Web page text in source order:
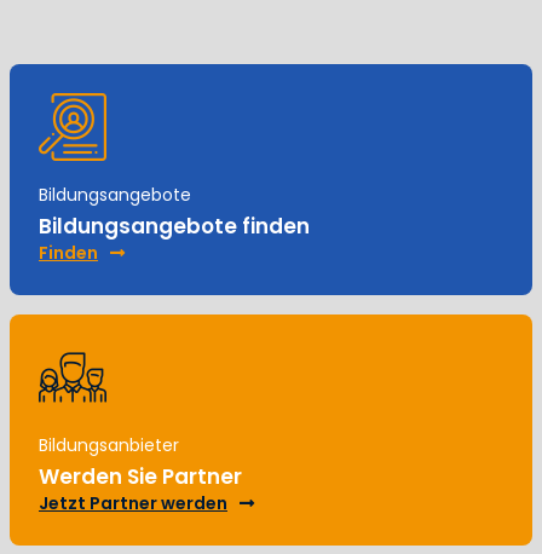
Bildungsangebote
Bildungsangebote finden
Finden
Bildungsanbieter
Werden Sie Partner
Jetzt Partner werden